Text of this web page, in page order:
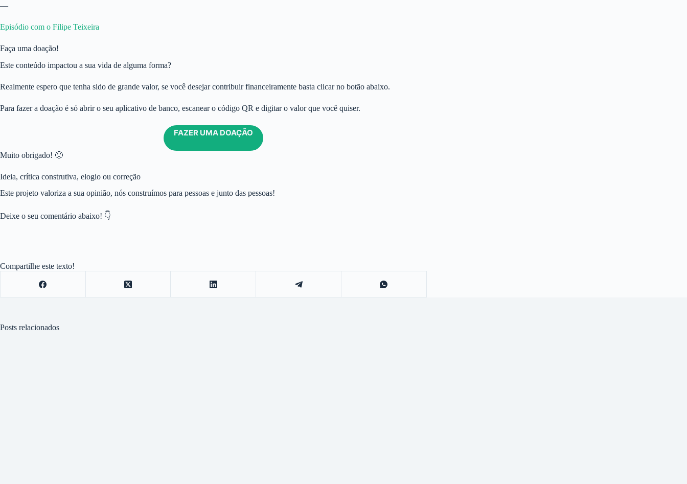
—
⁠Episódio com o Filipe Teixeira
Faça uma doação!
Este conteúdo impactou a sua vida de alguma forma?
Realmente espero que tenha sido de grande valor, se você desejar contribuir financeiramente basta clicar no botão abaixo.
Para fazer a doação é só abrir o seu aplicativo de banco, escanear o código QR e digitar o valor que você quiser.
FAZER UMA DOAÇÃO
Muito obrigado! 🙂
Ideia, crítica construtiva, elogio ou correção
Este projeto valoriza a sua opinião, nós construímos para pessoas e junto das pessoas!
Deixe o seu comentário abaixo! 👇
Compartilhe este texto!
Posts relacionados